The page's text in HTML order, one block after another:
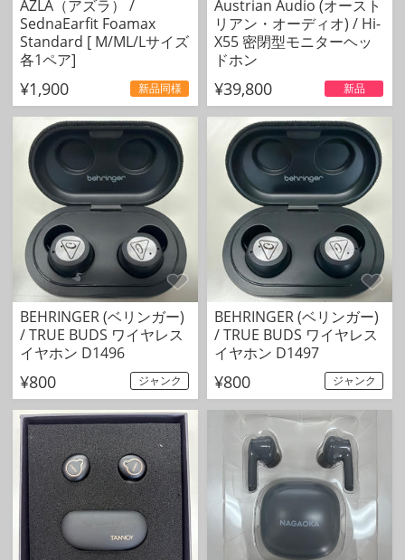
AZLA（アズラ） /
SednaEarfit Foamax
Standard [ M/ML/Lサイズ
各1ペア]
¥1,900 新品同様
Austrian Audio (オースト
リアン・オーディオ) / Hi-
X55 密閉型モニターヘッ
ドホン
¥39,800 新品
BEHRINGER (ベリンガー)
/ TRUE BUDS ワイヤレス
イヤホン D1496
¥800 ジャンク
BEHRINGER (ベリンガー)
/ TRUE BUDS ワイヤレス
イヤホン D1497
¥800 ジャンク